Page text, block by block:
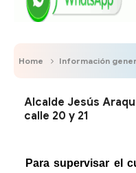
Home Información
Alcalde Jesús
calle 20 y 21
Para supervisar el